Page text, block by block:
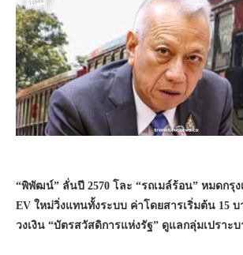
“พิพัฒน์” ลั่นปี 2570 โละ “รถเมล์ร้อน” หมดกรุ
EV ใหม่วิ่งแทนทั้งระบบ ค่าโดยสารเริ่มต้น 15
วงเงิน “บัตรสวัสดิการแห่งรัฐ” ดูแลกลุ่มเปราะ